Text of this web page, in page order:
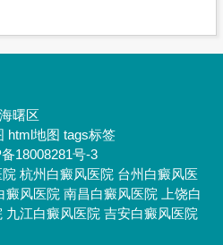
曙区
html地图 tags标签
18008281号-3
杭州白癜风医院 台州白癜风医
癜风医院 南昌白癜风医院
上饶白
九江白癜风医院 吉安白癜风医院